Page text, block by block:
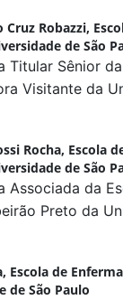
Cruz Robazzi,
de São
Titular Sênior
Visitante da
Rocha, Escola
de São
Associada da
Preto da
Escola de
de São Paulo